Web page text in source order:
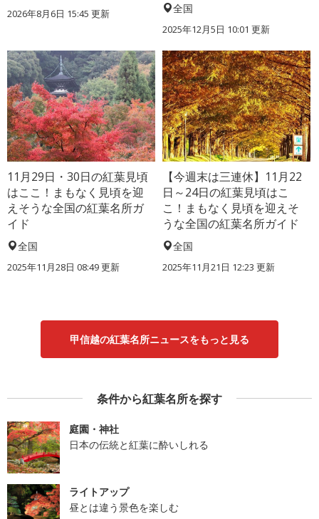
2026年8月6日 15:45 更新 全国
2025年12月5日 10:01 更新
11月29日・30日の紅葉見頃
はここ！まもなく見頃を迎
えそうな全国の紅葉名所ガ
イド
全国
2025年11月28日 08:49 更新
【今週末は三連休】11月22
日～24日の紅葉見頃はこ
こ！まもなく見頃を迎えそ
うな全国の紅葉名所ガイド
全国
2025年11月21日 12:23 更新
甲信越の紅葉名所ニュースをもっと見る
条件から紅葉名所を探す
庭園・神社
日本の伝統と紅葉に酔いしれる
ライトアップ
昼とは違う景色を楽しむ